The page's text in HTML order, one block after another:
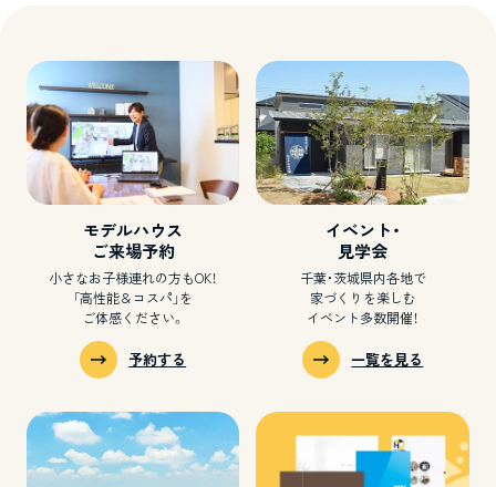
モデルハウス
ご来場予約
小さなお子様連れの方もOK！
「高性能＆コスパ」を
ご体感ください。
予約する
イベント・
見学会
千葉・茨城県内各地で
家づくりを楽しむ
イベント多数開催！
一覧を見る